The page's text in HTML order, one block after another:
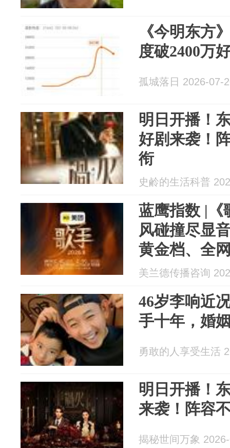
《今明东方
度破2400万
孤城落日 2026-07-
明日开播！
好剧来袭！
衔
史鹷的生活科普
蓝鹰指数 |《
风碰撞尽显
黄金档、全
美兰德传播咨询
46岁李响近
手十年，婚
勇敢的人享受生活
明日开播！
来袭！阵容
揭秘世间万象